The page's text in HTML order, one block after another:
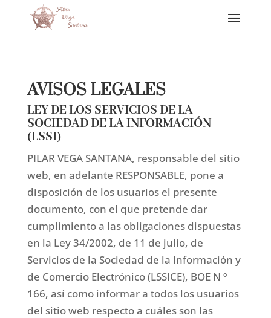
AVISOS LEGALES
LEY DE LOS SERVICIOS DE LA
SOCIEDAD DE LA INFORMACIÓN
(LSSI)
PILAR VEGA SANTANA, responsable del sitio
web, en adelante RESPONSABLE, pone a
disposición de los usuarios el presente
documento, con el que pretende dar
cumplimiento a las obligaciones dispuestas
en la Ley 34/2002, de 11 de julio, de
Servicios de la Sociedad de la Información y
de Comercio Electrónico (LSSICE), BOE N º
166, así como informar a todos los usuarios
del sitio web respecto a cuáles son las